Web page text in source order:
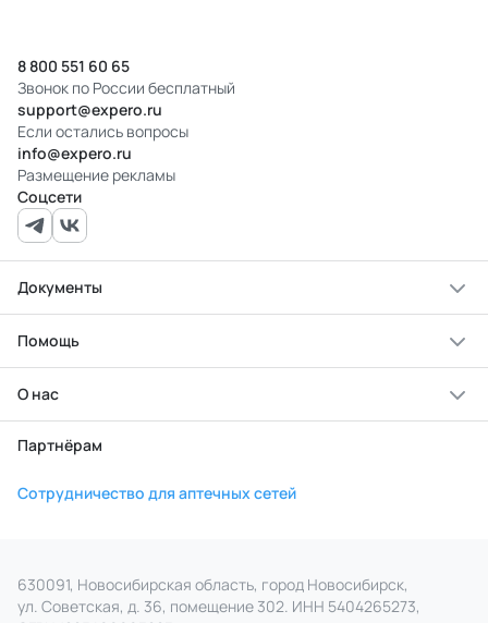
8 800 551 60 65
Звонок по России бесплатный
support@expero.ru
Если остались вопросы
info@expero.ru
Размещение рекламы
Соцсети
Документы
Помощь
О нас
Партнёрам
Сотрудничество для аптечных сетей
630091, Новосибирская область, город Новосибирск,
ул. Советская, д. 36, помещение 302. ИНН 5404265273,